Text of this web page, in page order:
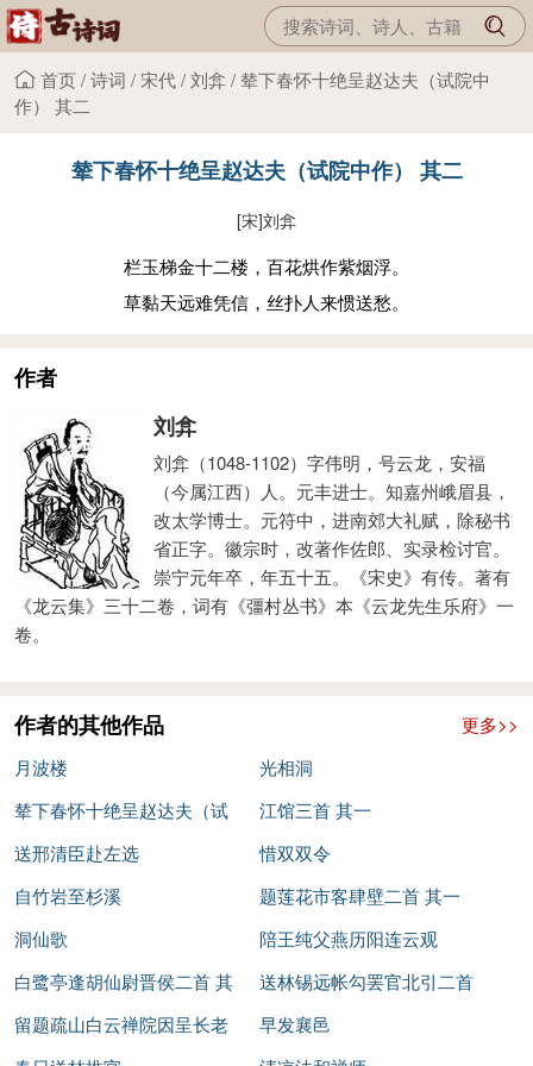
首页/诗词 / 宋代/刘弇/辇下春怀十绝呈赵达夫（试院中
作） 其二
辇下春怀十绝呈赵达夫（试院中作） 其二
[宋]刘弇
栏玉梯金十二楼，百花烘作紫烟浮。
草黏天远难凭信，丝扑人来惯送愁。
作者
刘弇
刘弇（1048-1102）字伟明，号云龙，安福
（今属江西）人。元丰进士。知嘉州峨眉县，
改太学博士。元符中，进南郊大礼赋，除秘书
省正字。徽宗时，改著作佐郎、实录检讨官。
崇宁元年卒，年五十五。《宋史》有传。著有
《龙云集》三十二卷，词有《彊村丛书》本《云龙先生乐府》一
卷。
作者的其他作品
更多>>
月波楼
光相洞
辇下春怀十绝呈赵达夫（试
院中作） 其二
江馆三首 其一
送邢清臣赴左选
惜双双令
自竹岩至杉溪
题莲花市客肆壁二首 其一
洞仙歌
陪王纯父燕历阳连云观
白鹭亭逢胡仙尉晋侯二首 其
一
送林锡远帐勾罢官北引二首
（有引） 其二
留题疏山白云禅院因呈长老
早发襄邑